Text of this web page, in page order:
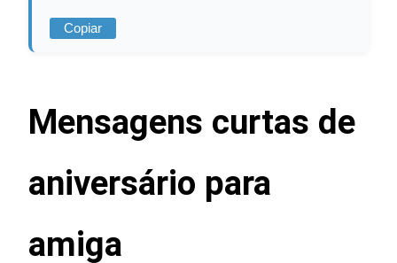
Copiar
Mensagens curtas de
aniversário para
amiga